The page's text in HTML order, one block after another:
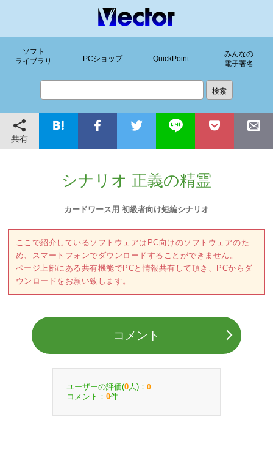
ソフト
ライブラリ
PCショップ QuickPoint
みんなの
電子署名
共有
シナリオ 正義の精霊
カードワース用 初級者向け短編シナリオ
ここで紹介しているソフトウェアはPC向けのソフトウェアのた
め、スマートフォンでダウンロードすることができません。
ページ上部にある共有機能でPCと情報共有して頂き、PCからダ
ウンロードをお願い致します。
コメント
ユーザーの評価(0 人)： 0
コメント： 0件